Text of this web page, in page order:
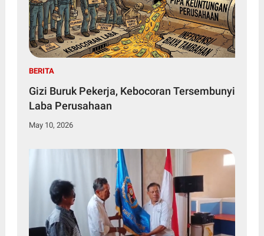
BERITA
Gizi Buruk Pekerja, Kebocoran Tersembunyi
Laba Perusahaan
May 10, 2026